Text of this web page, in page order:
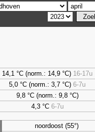
14,1 °C (norm.: 14,9 °C) 16-17u
5,0 °C (norm.: 3,7 °C) 6-7u
9,8°C (norm.: 9,8 °C)
4,3°C 6-7u
noordoost (55°)